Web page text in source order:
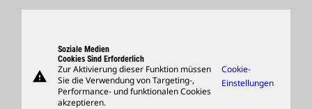
Support
Merchandise
Händler Suchen
warning
Soziale Medien
Cookies Sind Erforderlich
Zur Aktivierung dieser Funktion müssen
Sie die Verwendung von Targeting-,
Performance- und funktionalen Cookies
akzeptieren.
Cookie-
Einstellungen